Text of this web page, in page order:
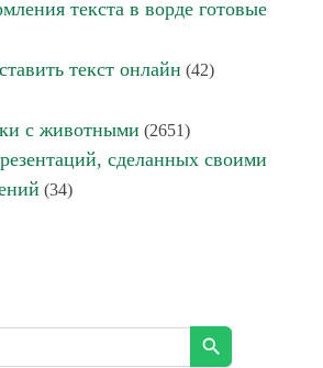
текста в ворде готовые
текст онлайн (42)
с животными (2651)
сделанных своими
(34)